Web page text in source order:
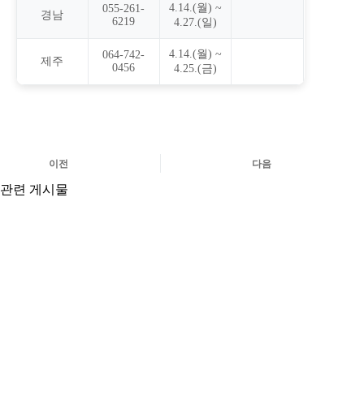
경남
055-261-
6219
4.14.(월) ~
4.27.(일)
제주
064-742-
0456
4.14.(월) ~
4.25.(금)
이전 다음
관련 게시물